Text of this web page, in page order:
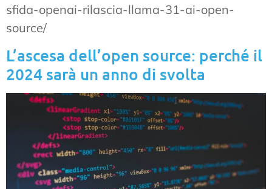
sfida-openai-rilascia-llama-31-ai-open-
source/
L’ascesa dell’open source: perché il
2024 sarà un anno di svolta